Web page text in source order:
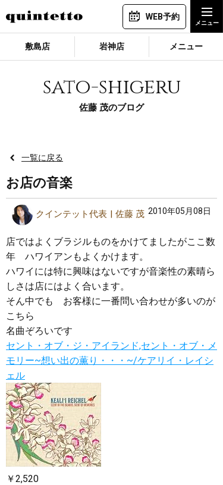
WEB予約
敷島店 岩神店 メニュー
sato-shigeru
佐藤 茂のブログ
一覧に戻る
お店の音楽
クインテット代表 佐藤 茂 2010年05月08日
店ではよくブラジルものをかけてましたがここ数
年 ハワイアンもよくかけます。
ハワイには特に興味はないですが音楽性の素晴ら
しさは店にはよく合います。
そん中でも お客様に一番問い合わせが多いのが
こちら
名曲ぞろいです
セント・オブ・ジ・アイランド,セント・オブ・メ
モリー~想い出の薫り・・・~/ケアリイ・レイシ
ェル
￥2,520